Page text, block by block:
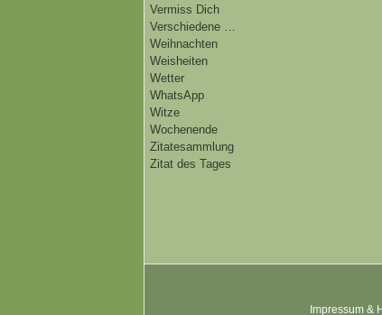
Vermiss Dich
Verschiedene …
Weihnachten
Weisheiten
Wetter
WhatsApp
Witze
Wochenende
Zitatesammlung
Zitat des Tages
Impressum &